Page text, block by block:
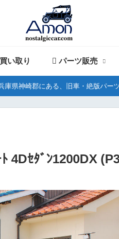
買い取り パーツ販売
庫県神崎郡にある、旧車・絶版パー
ｾﾀﾞﾝ1200DX